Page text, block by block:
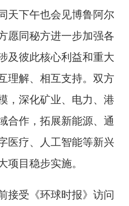
天下午也会见博鲁阿尔
愿同秘方进一步加强各
及彼此核心利益和重大
理解、相互支持。双方
，深化矿业、电力、港
合作，拓展新能源、通
医疗、人工智能等新兴
项目稳步实施。
接受《环球时报》访问